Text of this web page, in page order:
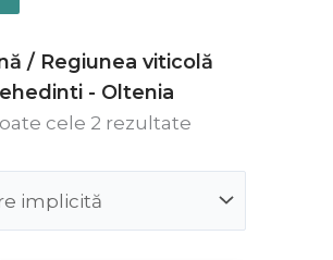
/ Regiunea viticolă
- Oltenia
cele 2 rezultate